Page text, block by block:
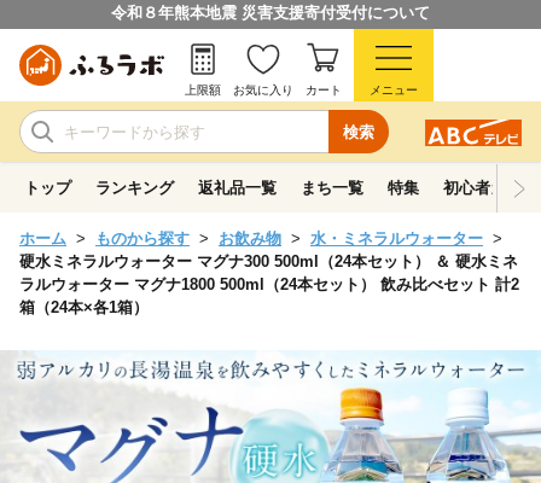
令和８年熊本地震 災害支援寄付受付について
検索
上限額 お気に入り カート メニュー
トップ ランキング 返礼品一覧 まち一覧 特集 初心者ガイド
ホーム ものから探す お飲み物
水・ミネラルウォーター
硬水ミネラルウォーター マグナ300 500ml（24本セット） ＆ 硬水ミネ
ラルウォーター マグナ1800 500ml（24本セット） 飲み比べセット 計2
箱（24本×各1箱）